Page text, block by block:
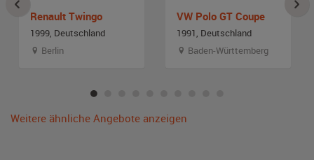
Renault Twingo
1999, Deutschland
Berlin
VW Polo GT Coupe
1991, Deutschland
Baden-Württemberg
Weitere ähnliche Angebote anzeigen